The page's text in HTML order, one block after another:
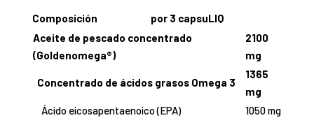
Composición
por 3 capsuLIQ
Aceite de pescado concentrado
(Goldenomega®)
2100
mg
Concentrado de ácidos grasos Omega 3
1365
mg
Ácido eicosapentaenoico (EPA)
1050 mg